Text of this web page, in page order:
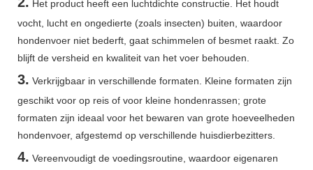
Het product heeft een luchtdichte constructie. Het houdt
vocht, lucht en ongedierte (zoals insecten) buiten, waardoor
hondenvoer niet bederft, gaat schimmelen of besmet raakt. Zo
blijft de versheid en kwaliteit van het voer behouden.
3. Verkrijgbaar in verschillende formaten. Kleine formaten zijn
geschikt voor op reis of voor kleine hondenrassen; grote
formaten zijn ideaal voor het bewaren van grote hoeveelheden
hondenvoer, afgestemd op verschillende huisdierbezitters.
4. Vereenvoudigt de voedingsroutine, waardoor eigenaren